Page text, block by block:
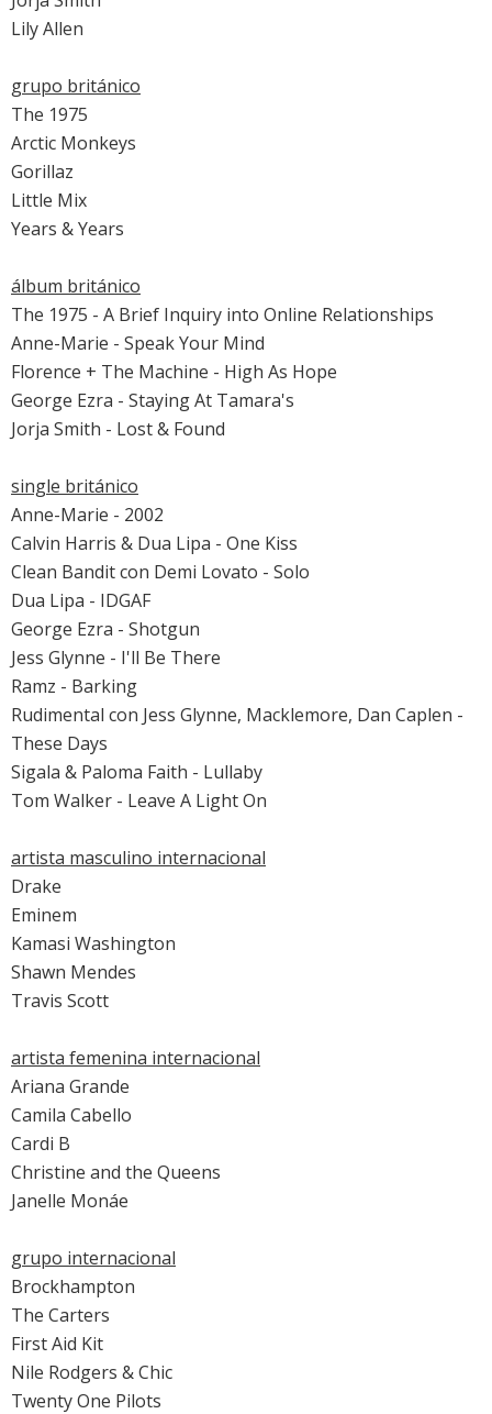
Lily Allen
grupo británico
The 1975
Arctic Monkeys
Gorillaz
Little Mix
Years & Years
álbum británico
The 1975 - A Brief Inquiry into Online Relationships
Anne-Marie - Speak Your Mind
Florence + The Machine - High As Hope
George Ezra - Staying At Tamara's
Jorja Smith - Lost & Found
single británico
Anne-Marie - 2002
Calvin Harris & Dua Lipa - One Kiss
Clean Bandit con Demi Lovato - Solo
Dua Lipa - IDGAF
George Ezra - Shotgun
Jess Glynne - I'll Be There
Ramz - Barking
Rudimental con Jess Glynne, Macklemore, Dan Caplen -
These Days
Sigala & Paloma Faith - Lullaby
Tom Walker - Leave A Light On
artista masculino internacional
Drake
Eminem
Kamasi Washington
Shawn Mendes
Travis Scott
artista femenina internacional
Ariana Grande
Camila Cabello
Cardi B
Christine and the Queens
Janelle Monáe
grupo internacional
Brockhampton
The Carters
First Aid Kit
Nile Rodgers & Chic
Twenty One Pilots